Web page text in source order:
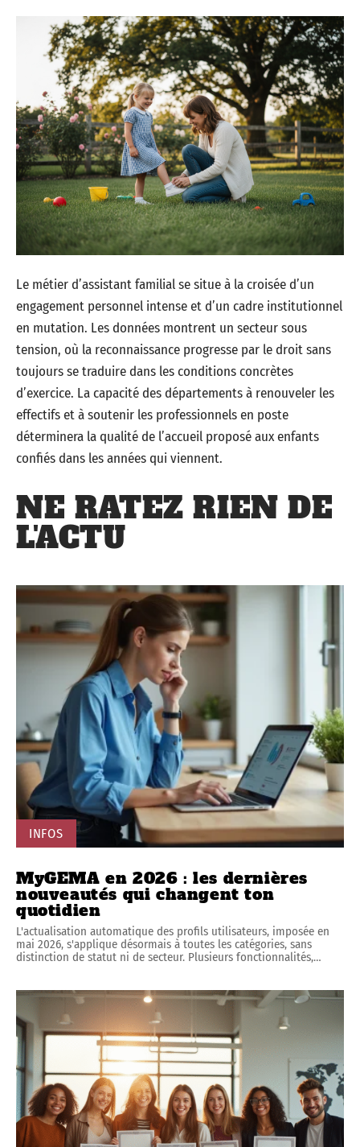
Le métier d’assistant familial se situe à la croisée d’un
engagement personnel intense et d’un cadre institutionnel
en mutation. Les données montrent un secteur sous
tension, où la reconnaissance progresse par le droit sans
toujours se traduire dans les conditions concrètes
d’exercice. La capacité des départements à renouveler les
effectifs et à soutenir les professionnels en poste
déterminera la qualité de l’accueil proposé aux enfants
confiés dans les années qui viennent.
NE RATEZ RIEN DE
L'ACTU
INFOS
MyGEMA en 2026 : les dernières
nouveautés qui changent ton
quotidien
L'actualisation automatique des profils utilisateurs, imposée en
mai 2026, s'applique désormais à toutes les catégories, sans
distinction de statut ni de secteur. Plusieurs fonctionnalités,…